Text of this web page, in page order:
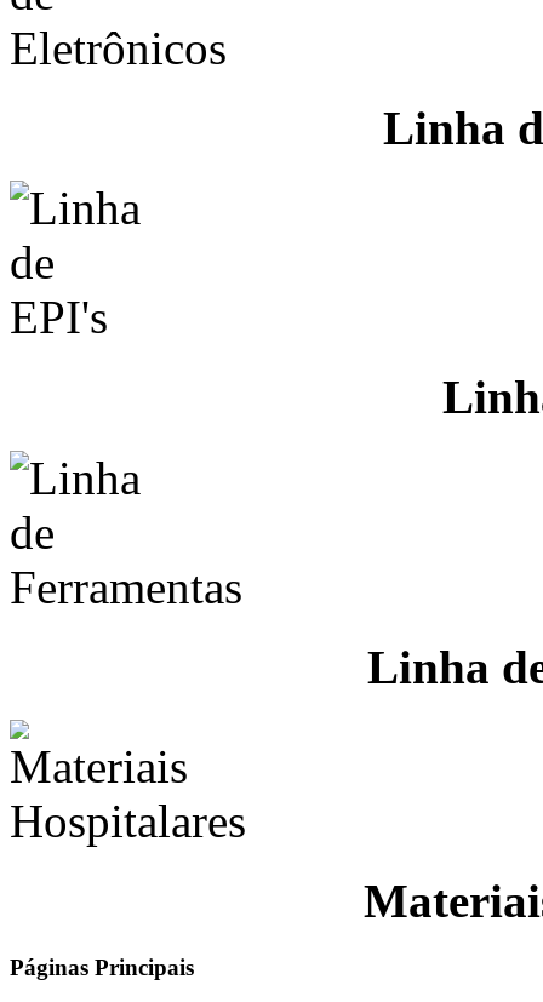
Linha
Linha
Páginas Principais